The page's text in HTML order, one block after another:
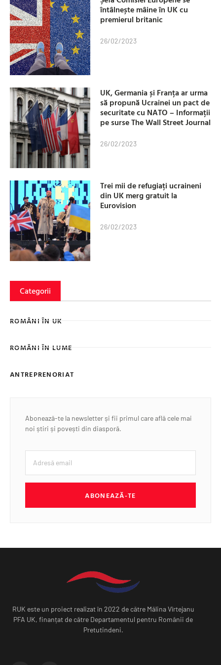
întâlnește mâine în UK cu
premierul britanic
26/02/2023
UK, Germania și Franța ar urma
să propună Ucrainei un pact de
securitate cu NATO – Informații
pe surse The Wall Street Journal
26/02/2023
Trei mii de refugiați ucraineni
din UK merg gratuit la
Eurovision
26/02/2023
Categorii
ROMÂNI ÎN UK
ROMÂNI ÎN LUME
ANTREPRENORIAT
Abonează-te la newsletter și fii primul care află cele mai
noi știri și povești din diasporă.
ABONEAZĂ-TE
RUK este un proiect realizat în 2022 de către Mălina Vîrtejanu
PFA UK, finanțat de către Departamentul pentru Românii de
Pretutindeni.